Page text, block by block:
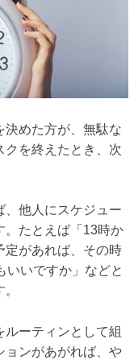
決めた方が、無駄な
クを終えたとき、次
、他人にスケジュー
。たとえば「13時か
定があれば、その時
いいですか」などと
ーティンとして組
ョンがあがれば、や